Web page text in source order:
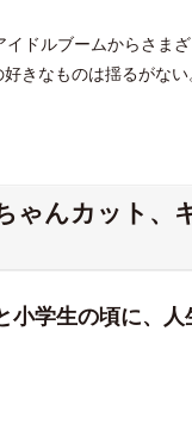
イドルブームからさま
好きなものは揺るがな
ゃんカット、
学生の頃に、人